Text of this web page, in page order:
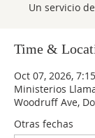
Un servicio
Time &
Oct 07, 2026,
Ministerios
Woodruff Ave,
Otras fechas